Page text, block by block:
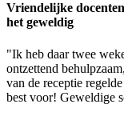
Vriendelijke
het geweldig
"Ik heb daar twee
ontzettend
van de receptie
best voor! Geweldige